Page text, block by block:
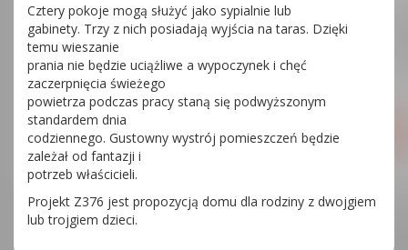
Cztery pokoje mogą służyć jako sypialnie lub
gabinety. Trzy z nich posiadają wyjścia na taras. Dzięki
temu wieszanie
prania nie będzie uciążliwe a wypoczynek i chęć
zaczerpnięcia świeżego
powietrza podczas pracy staną się podwyższonym
standardem dnia
codziennego. Gustowny wystrój pomieszczeń będzie
zależał od fantazji i
potrzeb właścicieli.
Projekt Z376 jest propozycją domu dla rodziny z dwojgiem
lub trojgiem dzieci.